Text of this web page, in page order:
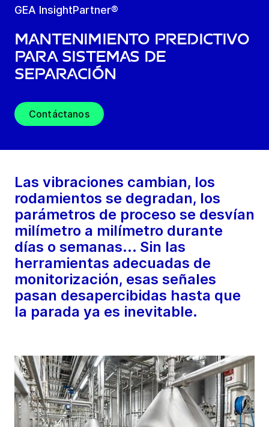
GEA InsightPartner®
Mantenimiento predictivo
para sistemas de
separación
Contáctanos
Las vibraciones cambian, los
rodamientos se degradan, los
parámetros de proceso se desvían
milímetro a milímetro durante
días o semanas... Sin las
herramientas adecuadas de
monitorización, esas señales
pasan desapercibidas hasta que
la parada ya es inevitable.